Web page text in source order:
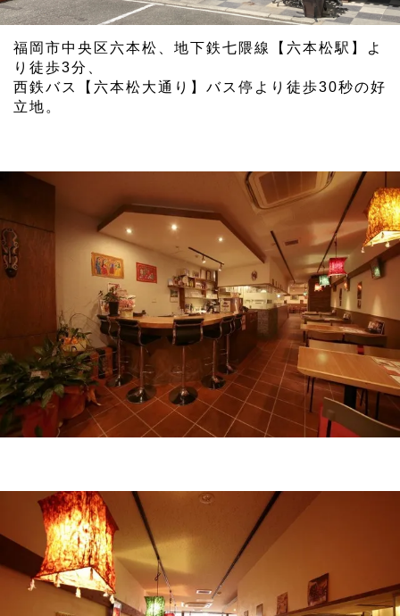
福岡市中央区六本松、地下鉄七隈線【六本松駅】よ
り徒歩3分、
西鉄バス【六本松大通り】バス停より徒歩30秒の好
立地。